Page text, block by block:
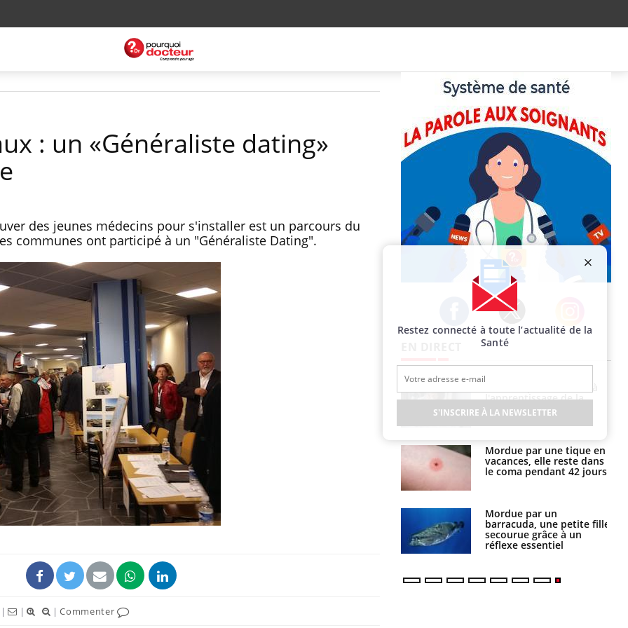
: un «Généraliste dating»
des jeunes médecins pour s'installer est un parcours du
communes ont participé à un "Généraliste Dating".
| | |Commenter
Facebook Twitter Instagram
VIH : la fin du comprimé
tous les jours se profile-t-
elle enfin ?
Pourquoi votre ventre
gâche-t-il les premiers
jours de vos vacances ?
Fortes chaleurs :
pourquoi le risque de
l'apprentissage de la
lecture ?
Mordue par une tique en
vacances, elle reste dans
le coma pendant 42 jours
Mordue par un
barracuda, une petite fille
secourue grâce à un
réflexe essentiel
Restez connecté à toute l’actualité de la
Santé
S'INSCRIRE À LA NEWSLETTER